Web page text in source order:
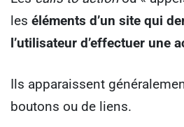
les éléments d’un site qui
l’utilisateur d’effectuer une
Ils apparaissent
boutons ou de liens.